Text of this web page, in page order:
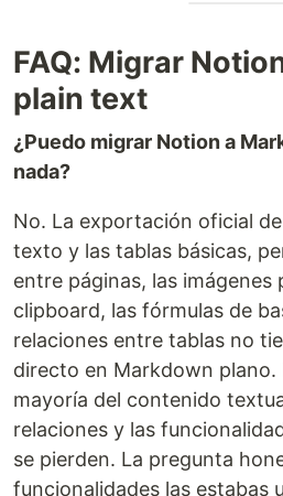
FAQ: Migrar
plain text
¿Puedo migrar Notion a
nada?
No. La exportación oficial
texto y las tablas básicas,
entre páginas, las imágenes
clipboard, las fórmulas de
relaciones entre tablas no
directo en Markdown plano.
mayoría del contenido
relaciones y las
se pierden. La pregunta
funcionalidades las estabas